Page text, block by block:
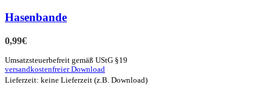
Hasenbande
0,99€
Umsatzsteuerbefreit gemäß UStG §19
versandkostenfreier Download
Lieferzeit: keine Lieferzeit (z.B. Download)